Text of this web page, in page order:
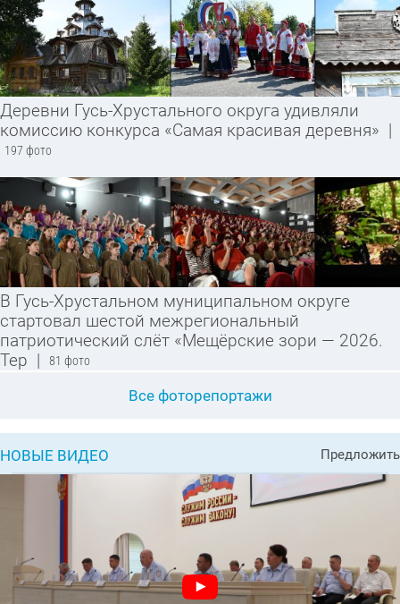
Деревни Гусь-Хрустального округа удивляли
комиссию конкурса «Самая красивая деревня» |
197 фото
В Гусь-Хрустальном муниципальном округе
стартовал шестой межрегиональный
патриотический слёт «Мещёрские зори — 2026.
Тер | 81 фото
Все фоторепортажи
НОВЫЕ ВИДЕО Предложить